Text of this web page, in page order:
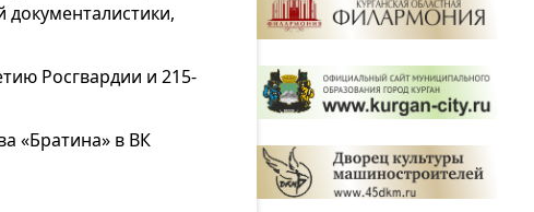
Росгвардии и 215-
«Братина» в ВК